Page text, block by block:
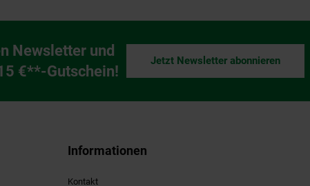
Newsletter und
€**-Gutschein!
Jetzt Newsletter abonnieren
Informationen
Kontakt